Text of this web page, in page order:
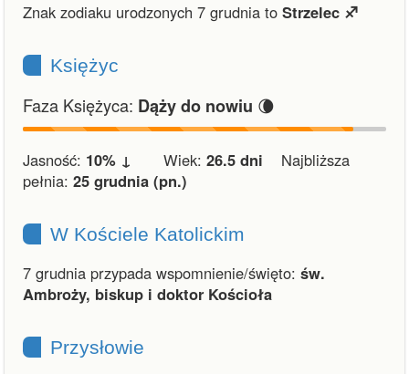
Znak zodiaku urodzonych 7 grudnia to Strzelec ♐︎
Księżyc
Faza Księżyca: Dąży do nowiu 🌘
Jasność: 10% ↓ Wiek: 26.5 dni Najbliższa
pełnia: 25 grudnia (pn.)
W Kościele Katolickim
7 grudnia przypada wspomnienie/święto: św.
Ambroży, biskup i doktor Kościoła
Przysłowie